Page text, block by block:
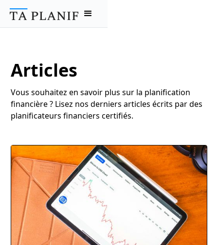
Articles
Vous souhaitez en savoir plus sur la planification
financière ? Lisez nos derniers articles écrits par des
planificateurs financiers certifiés.